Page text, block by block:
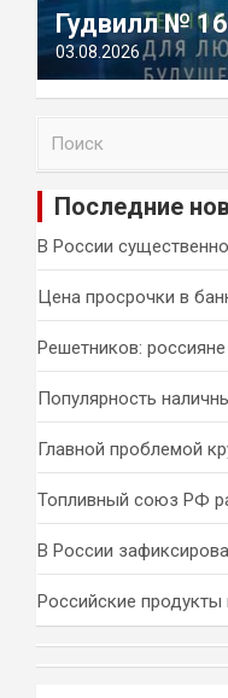
Гудвилл №
03.08.2026
и
Последние
В России
Цена просрочки в
Решетников:
Популярность
Главной проблемой
Топливный союз РФ
В России
Российские